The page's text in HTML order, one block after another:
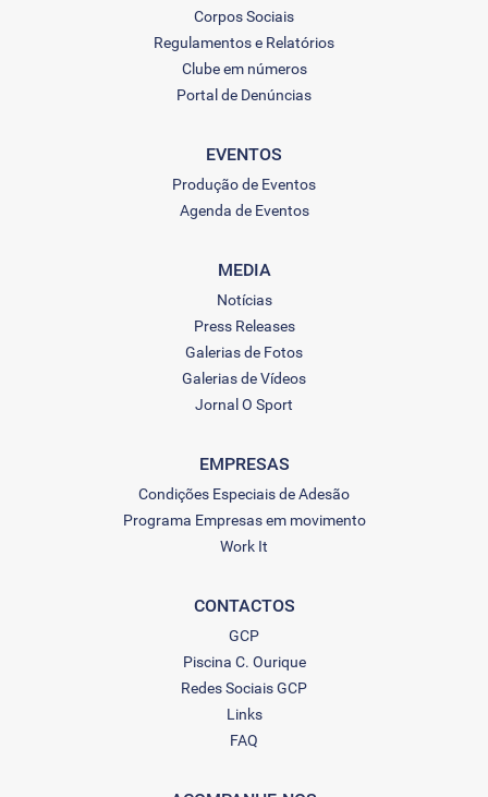
Corpos Sociais
Regulamentos e Relatórios
Clube em números
Portal de Denúncias
EVENTOS
Produção de Eventos
Agenda de Eventos
MEDIA
Notícias
Press Releases
Galerias de Fotos
Galerias de Vídeos
Jornal O Sport
EMPRESAS
Condições Especiais de Adesão
Programa Empresas em movimento
Work It
CONTACTOS
GCP
Piscina C. Ourique
Redes Sociais GCP
Links
FAQ